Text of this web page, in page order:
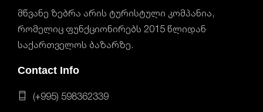
მწვანე ზებრა არის ტურისტული კომპანია,
რომელიც ფუნქციონირებს 2015 წლიდან
საქართველოს ბაზარზე.
Contact Info
(+995) 598362339